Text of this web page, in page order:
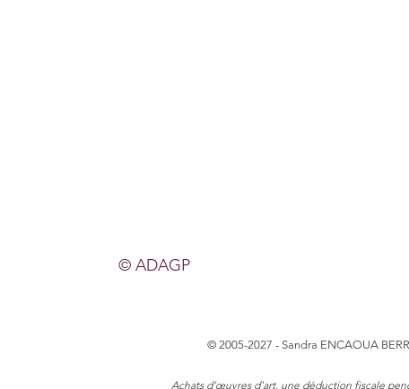
© ADAGP
© 2005-2027 - Sandra ENCAOUA
Achats d’œuvres d'art, une déduction fiscale